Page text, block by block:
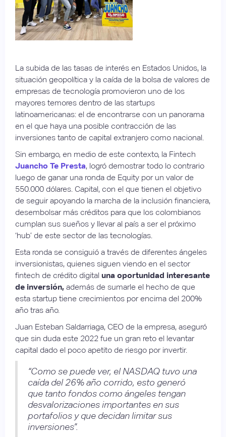
La subida de las tasas de interés en Estados Unidos, la
situación geopolítica y la caída de la bolsa de valores de
empresas de tecnología promovieron uno de los
mayores temores dentro de las startups
latinoamericanas: el de encontrarse con un panorama
en el que haya una posible contracción de las
inversiones tanto de capital extranjero como nacional.
Sin embargo, en medio de este contexto, la Fintech
Juancho Te Presta, logró demostrar todo lo contrario
luego de ganar una ronda de Equity por un valor de
550.000 dólares. Capital, con el que tienen el objetivo
de seguir apoyando la marcha de la inclusión financiera,
desembolsar más créditos para que los colombianos
cumplan sus sueños y llevar al país a ser el próximo
‘hub’ de este sector de las tecnologías.
Esta ronda se consiguió a través de diferentes ángeles
inversionistas, quienes siguen viendo en el sector
fintech de crédito digital una oportunidad interesante
de inversión, además de sumarle el hecho de que
esta startup tiene crecimientos por encima del 200%
año tras año.
Juan Esteban Saldarriaga, CEO de la empresa, aseguró
que sin duda este 2022 fue un gran reto el levantar
capital dado el poco apetito de riesgo por invertir.
“Como se puede ver, el NASDAQ tuvo una
caída del 26% año corrido, esto generó
que tanto fondos como ángeles tengan
desvalorizaciones importantes en sus
portafolios y que decidan limitar sus
inversiones”.